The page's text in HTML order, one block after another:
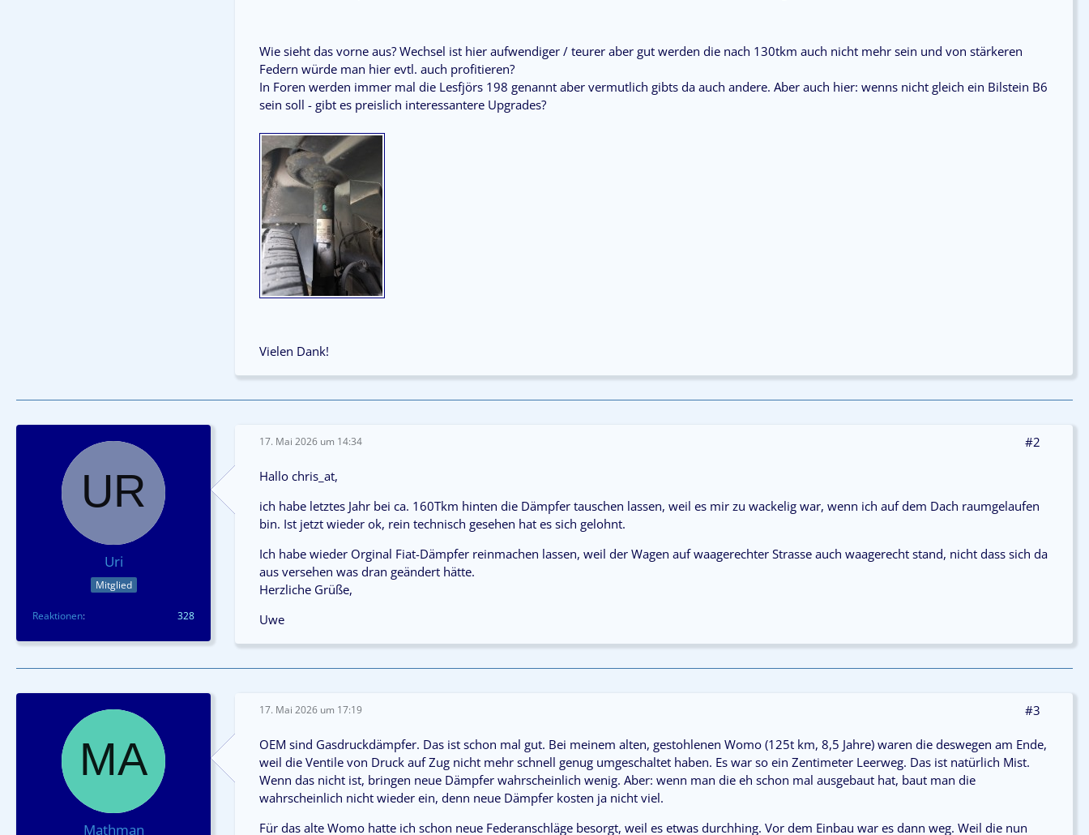
Wie sieht das vorne aus? Wechsel ist hier aufwendiger / teurer aber gut werden die nach 130tkm auch nicht mehr sein und von stärkeren
Federn würde man hier evtl. auch profitieren?
In Foren werden immer mal die Lesfjörs 198 genannt aber vermutlich gibts da auch andere. Aber auch hier: wenns nicht gleich ein Bilstein B6
sein soll - gibt es preislich interessantere Upgrades?
Vielen Dank!
Uri
Mitglied
Reaktionen 328
17. Mai 2026 um 14:34 #2
Hallo chris_at,
ich habe letztes Jahr bei ca. 160Tkm hinten die Dämpfer tauschen lassen, weil es mir zu wackelig war, wenn ich auf dem Dach raumgelaufen
bin. Ist jetzt wieder ok, rein technisch gesehen hat es sich gelohnt.
Ich habe wieder Orginal Fiat-Dämpfer reinmachen lassen, weil der Wagen auf waagerechter Strasse auch waagerecht stand, nicht dass sich da
aus versehen was dran geändert hätte.
Herzliche Grüße,
Uwe
Mathman
17. Mai 2026 um 17:19 #3
OEM sind Gasdruckdämpfer. Das ist schon mal gut. Bei meinem alten, gestohlenen Womo (125t km, 8,5 Jahre) waren die deswegen am Ende,
weil die Ventile von Druck auf Zug nicht mehr schnell genug umgeschaltet haben. Es war so ein Zentimeter Leerweg. Das ist natürlich Mist.
Wenn das nicht ist, bringen neue Dämpfer wahrscheinlich wenig. Aber: wenn man die eh schon mal ausgebaut hat, baut man die
wahrscheinlich nicht wieder ein, denn neue Dämpfer kosten ja nicht viel.
Für das alte Womo hatte ich schon neue Federanschläge besorgt, weil es etwas durchhing. Vor dem Einbau war es dann weg. Weil die nun